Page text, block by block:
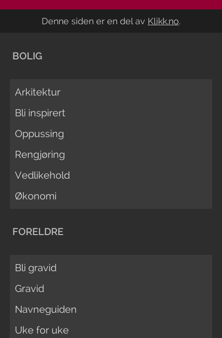
Denne siden er en del av Klikk.no.
BOLIG
Arkitektur
Bli inspirert
Oppussing
Rengjøring
Vedlikehold
Økonomi
FORELDRE
Bli gravid
Gravid
Navneguiden
Uke for uke